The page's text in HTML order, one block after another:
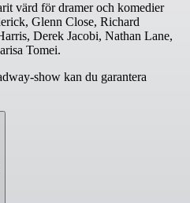
värd för dramer och komedier
Glenn Close, Richard
Derek Jacobi, Nathan Lane,
Tomei.
show kan du garantera